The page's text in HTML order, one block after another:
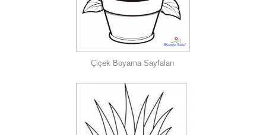
Çiçek Boyama Sayfaları